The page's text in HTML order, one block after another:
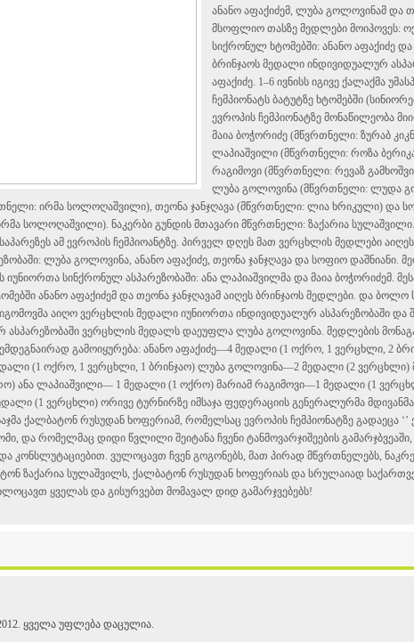
ანანო აფაქიძემ, ლუბა გოლოვინამ და
მსოფლიო თასზე მედლები მოიპოვეს:
სიქრონულ ხტომებში: ანანო აფაქიძე და
ბრინჯაოს მედალი ინდივიდუალურ
აფაქიძე. 1–6 ივნისს იგივე ქალაქმა
ჩემპიონატს ბატუტზე ხტომებში
ევროპის ჩემპიონატზე მონაწილეობა
მაია ბოჭორიძე (მწვრთნელი: ზურაბ
ლაპიაშვილი (მწვრთნელი: როზა
რაგიმოვი (მწვრთნელი: რევაზ
ლუბა გოლოვინა (მწვრთნელი: ლუდა
ირმა სოლოღაშვილი), თეონა ჯანჯღავა (მწვრთნელი: ლია ხრიკული) და
სოლოღაშვილი). ნაკერბი გუნდის მთავარი მწვრთნელი: ზაქარია სულაშვილი.
ამ ევროპის ჩემპიოანტზე. პირველ დღეს მათ ვერცხლის მედლები
ლუბა გოლოვინა, ანანო აფაქიძე, თეონა ჯანჯღავა და სოფიო დაშნიანი.
იუნიორთა სინქრონულ ასპარეზობაში: ანა ლაპიაშვილმა და მაია ბოჭორიძემ.
ანანო აფაქიძემ და თეონა ჯანჯღავამ აიღეს ბრინჯაოს მედლები. და ბოლო
აიღო ვერცხლის მედალი იუნიორთა ინდივიდუალურ ასპარეზობაში და
ასპარეზობაში ვერცხლის მედალს დაეუფლა ლუბა გოლოვინა. მედლების
გამოიყურება: ანანო აფაქიძე––4 მედალი (1 ოქრო, 1 ვერცხლი, 2
(1 ოქრო, 1 ვერცხლი, 1 ბრინჯაო) ლუბა გოლოვინა––2 მედალი (2 ვერცხლი)
ანა ლაპიაშვილი–– 1 მედალი (1 ოქრო) მარიამ რაგიმოვი––1 მედალი (1
(1 ვერცხლი) ორივე ტურნირზე იმსაჯა ფედერაციის გენერალურმა
ქალბატონ რუსუდან ხოფერიამ, რომელსაც ევროპის ჩემპიონატზე გადაეცა ‘’
და რომელმაც დიდი წვლილი შეიტანა ჩვენი ტანმოვარჯიშეების გამარჯბვეაში,
კონსლუტაციებით. ვულოცავთ ჩვენ გოგონებს, მათ პირად მწვრთნელებს,
ზაქარია სულაშვილს, ქალბატონ რუსუდან ხოფერიას და სრულაიად
ყველას და გისურვებთ მომავალ დიდ გამარჯვებებს!
ყველა უფლება დაცულია.